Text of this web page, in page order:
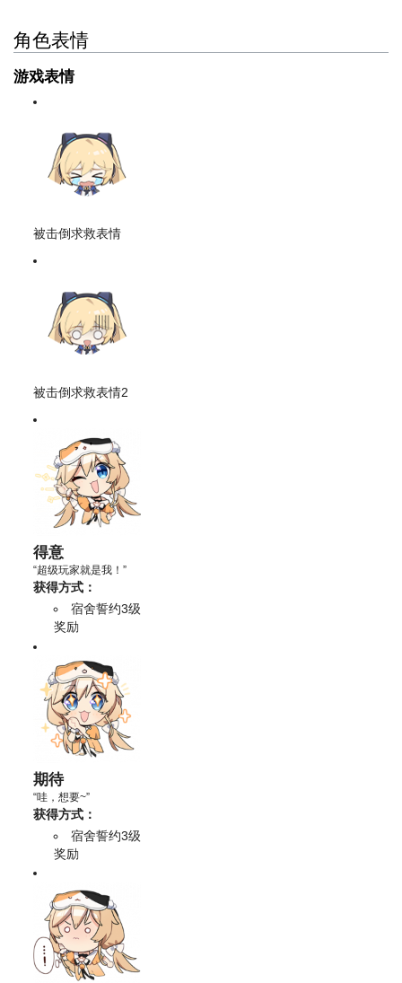
角色表情
游戏表情
被击倒求救表情
被击倒求救表情2
得意
“超级玩家就是我！”
获得方式：
宿舍誓约3级
奖励
期待
“哇，想要~”
获得方式：
宿舍誓约3级
奖励